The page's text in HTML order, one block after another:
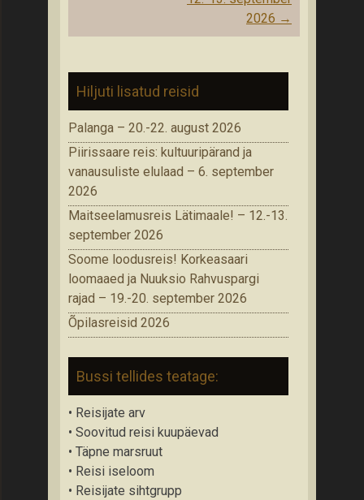
2026 →
Hiljuti lisatud reisid
Palanga – 20.-22. august 2026
Piirissaare reis: kultuuripärand ja
vanausuliste elulaad – 6. september
2026
Maitseelamusreis Lätimaale! – 12.-13.
september 2026
Soome loodusreis! Korkeasaari
loomaaed ja Nuuksio Rahvuspargi
rajad – 19.-20. september 2026
Õpilasreisid 2026
Bussi tellides teatage:
• Reisijate arv
• Soovitud reisi kuupäevad
• Täpne marsruut
• Reisi iseloom
• Reisijate sihtgrupp